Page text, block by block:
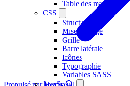
Table des matières
CSS
Structure
Mise en page
Grille
Barre latérale
Icônes
Typographie
Variables SASS
JavaScript
Propulsé par Hextra